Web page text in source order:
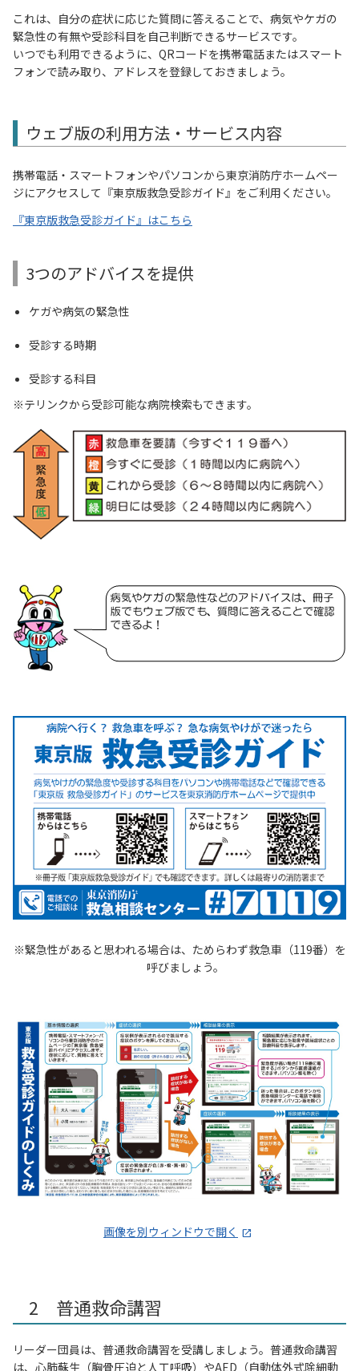
これは、自分の症状に応じた質問に答えることで、病気やケガの
緊急性の有無や受診科目を自己判断できるサービスです。
いつでも利用できるように、QRコードを携帯電話またはスマート
フォンで読み取り、アドレスを登録しておきましょう。
ウェブ版の利用方法・サービス内容
携帯電話・スマートフォンやパソコンから東京消防庁ホームペー
ジにアクセスして『東京版救急受診ガイド』をご利用ください。
『東京版救急受診ガイド』はこちら
3つのアドバイスを提供
ケガや病気の緊急性
受診する時期
受診する科目
テリンクから受診可能な病院検索もできます。
緊急性があると思われる場合は、ためらわず救急車（119番）を
呼びましょう。
画像を別ウィンドウで開く
2 普通救命講習
リーダー団員は、普通救命講習を受講しましょう。普通救命講習
は、心肺蘇生（胸骨圧迫と人工呼吸）やAED（自動体外式除細動